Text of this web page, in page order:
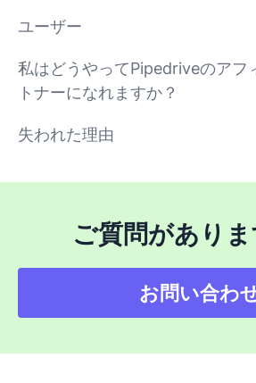
ユーザー
私はどうやってPipedriveのアフ
トナーになれますか？
失われた理由
ご質問がありま
お問い合わ